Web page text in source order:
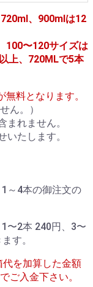
、900mlは12
100〜120サイズは
上、720MLで5本
料となります。
ん。）
れません。
たします。
～4本の御注文の
〜2本 240円、3〜
す。
を加算した金額
ご入金下さい。